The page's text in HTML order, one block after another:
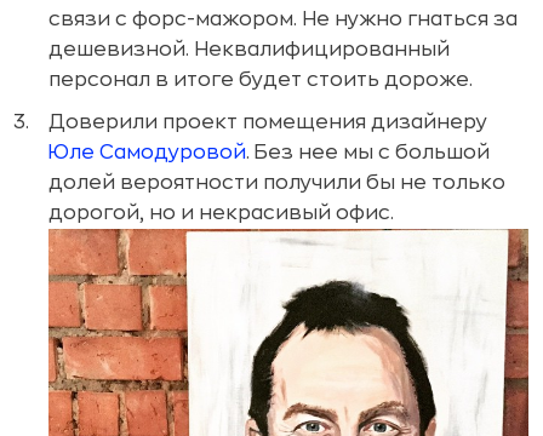
связи с форс-мажором. Не нужно гнаться за
дешевизной. Неквалифицированный
персонал в итоге будет стоить дороже.
Доверили проект помещения дизайнеру
Юле Самодуровой. Без нее мы с большой
долей вероятности получили бы не только
дорогой, но и некрасивый офис.